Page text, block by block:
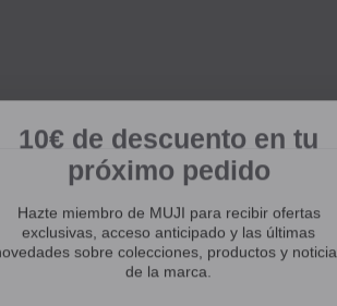
10€ de descuento en tu
próximo pedido
exclusivas, acceso anticipado y las últimas
novedades sobre colecciones, productos y noticias
de la marca.